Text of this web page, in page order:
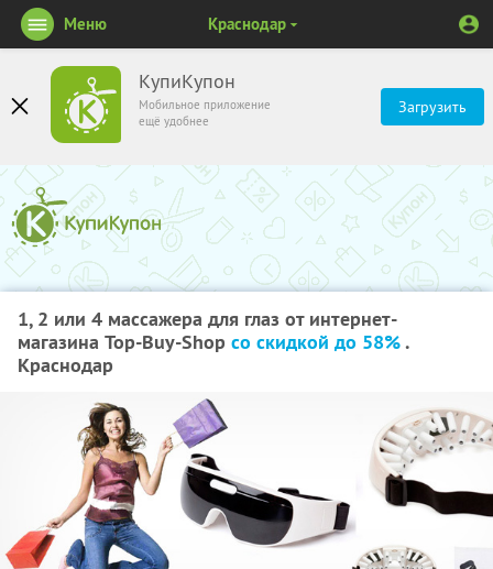
КупиКупон
Мобильное приложение
ещё удобнее
Загрузить
Меню Краснодар
1, 2 или 4 массажера для глаз от интернет-
магазина Top-Buy-Shop со скидкой до 58%.
Краснодар